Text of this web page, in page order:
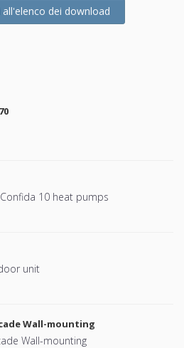
all'elenco dei download
10 heat pumps
unit
Wall-mounting
Wall-mounting